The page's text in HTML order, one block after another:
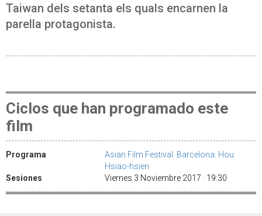
Taiwan dels setanta els quals encarnen la
parella protagonista.
Ciclos que han programado este
film
Programa
Asian Film Festival. Barcelona: Hou
Hsiao-hsien
Sesiones
Viernes 3 Noviembre 2017 · 19:30